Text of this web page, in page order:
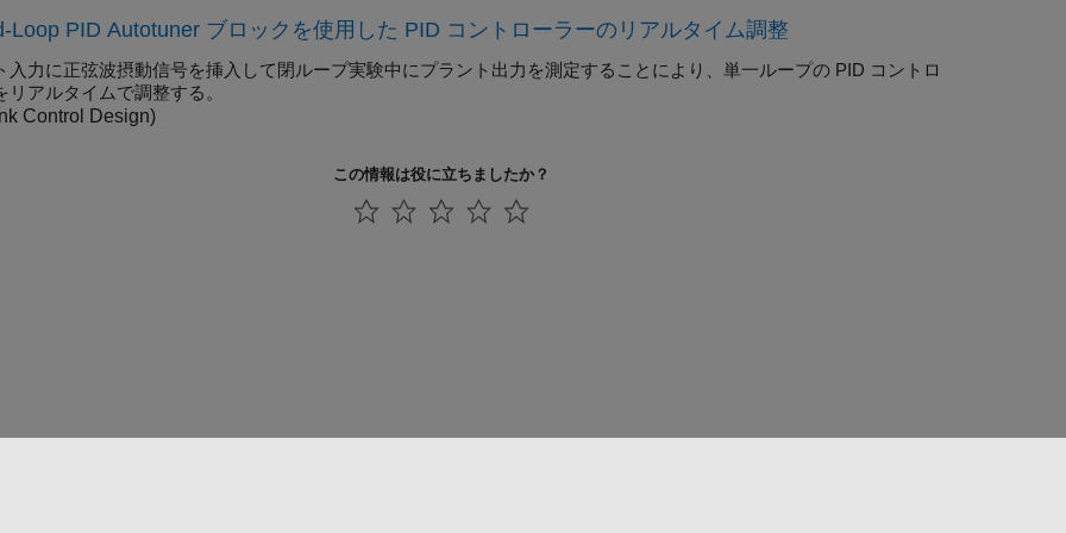
Loop PID Autotuner ブロックを使用した PID コントローラーのリアルタイム調整
入力に正弦波摂動信号を挿入して閉ループ実験中にプラント出力を測定することにより、単一ループの PID コントロ
リアルタイムで調整する。
Control Design)
この情報は役に立ちましたか？